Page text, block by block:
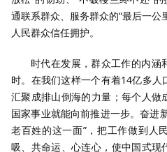
通联系群众、服务群众的“最后一公
人民群众信任拥护。
时代在发展，群众工作的内涵
时。在我们这样一个有着14亿多
汇聚成排山倒海的力量；每个人做
国家事业就能向前推进一步。奋进
老百姓的这一面”，把工作做到人
吸、共命运、心连心，使中国式现